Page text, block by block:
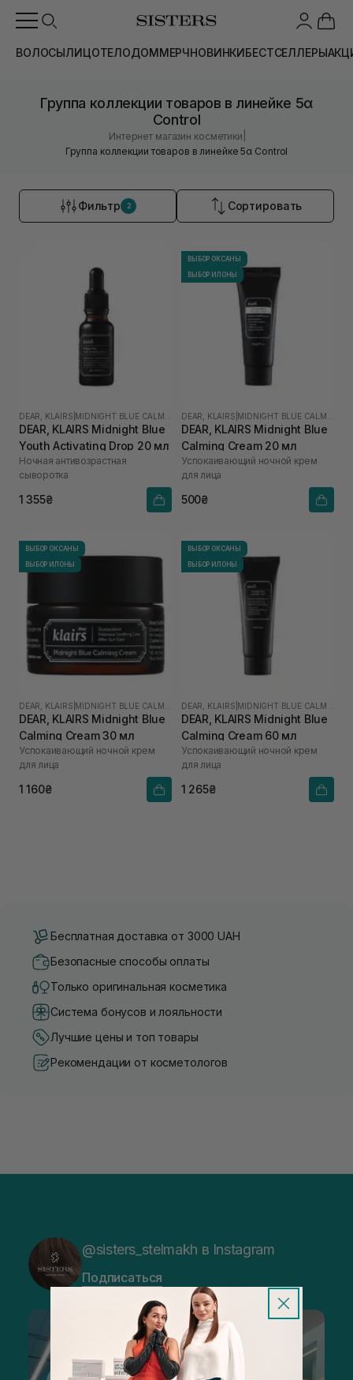
ВОЛОСЫЛИЦОТЕЛОДОММЕРЧНОВИНКИБЕСТСЕЛЛЕРЫ
Группа коллекции товаров в линейке 5α
Control
Интернет магазин косметики
Группа коллекции товаров в линейке 5α Control
Фильтр 2 Сортировать
DEAR, KLAIRS
DEAR, KLAIRS Midnight Blue
Youth Activating Drop 20 мл
Ночная антивозрастная
сыворотка
1 355₴
ВЫБОР ОКСАНЫ
ВЫБОР ИЛОНЫ
DEAR, KLAIRS
DEAR, KLAIRS Midnight Blue
Calming Cream 20 мл
Успокаивающий ночной крем
для лица
500₴
ВЫБОР ОКСАНЫ
ВЫБОР ИЛОНЫ
DEAR, KLAIRS
DEAR, KLAIRS Midnight Blue
Calming Cream 30 мл
Успокаивающий ночной крем
для лица
1 160₴
ВЫБОР ОКСАНЫ
ВЫБОР ИЛОНЫ
DEAR, KLAIRS
DEAR, KLAIRS Midnight Blue
Calming Cream 60 мл
Успокаивающий ночной крем
для лица
1 265₴
Бесплатная доставка от 3000 UAH
Безопасные способы оплаты
Только оригинальная косметика
Система бонусов и лояльности
Лучшие цены и топ товары
Рекомендации от косметологов
@sisters_stelmakh в Instagram
Подписаться